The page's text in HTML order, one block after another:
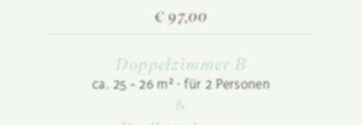
€ 97,00
Doppelzimmer B
ca. 25 - 26 m² · für 2 Personen